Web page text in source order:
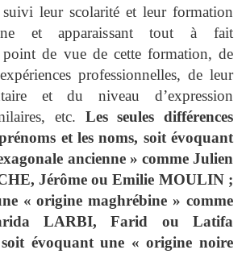
leur scolarité et leur formation
et apparaissant tout à fait
point de vue de cette formation, de
professionnelles, de leur
et du niveau d’expression
etc. Les seules différences
et les noms, soit évoquant
ancienne » comme Julien
Jérôme ou Emilie MOULIN ;
« origine maghrébine » comme
LARBI, Farid ou Latifa
évoquant une « origine noire